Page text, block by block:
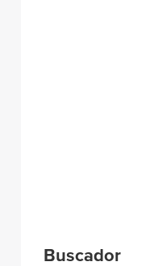
Buscador